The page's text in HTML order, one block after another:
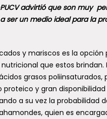
PUCV advirtió que son muy
ser un medio ideal para la
y mariscos es la
que estos
grasos
y gran
a su vez la probabilidad
quien es